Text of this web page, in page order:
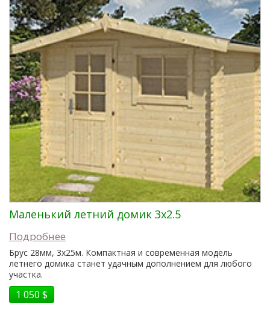
Маленький летний домик 3x2.5
Подробнее
Брус 28мм, 3x25м. Компактная и современная модель
летнего домика станет удачным дополнением для любого
участка.
1 050 $